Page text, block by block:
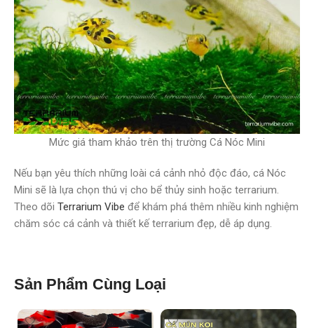
Mức giá tham khảo trên thị trường Cá Nóc Mini
Nếu bạn yêu thích những loài cá cảnh nhỏ độc đáo, cá Nóc
Mini sẽ là lựa chọn thú vị cho bể thủy sinh hoặc terrarium.
Theo dõi Terrarium Vibe để khám phá thêm nhiều kinh nghiệm
chăm sóc cá cảnh và thiết kế terrarium đẹp, dễ áp dụng.
Sản Phẩm Cùng Loại